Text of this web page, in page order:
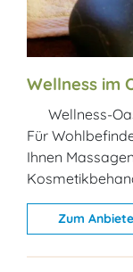
Wellness im
Wellness-
Für
Ihnen
Zum